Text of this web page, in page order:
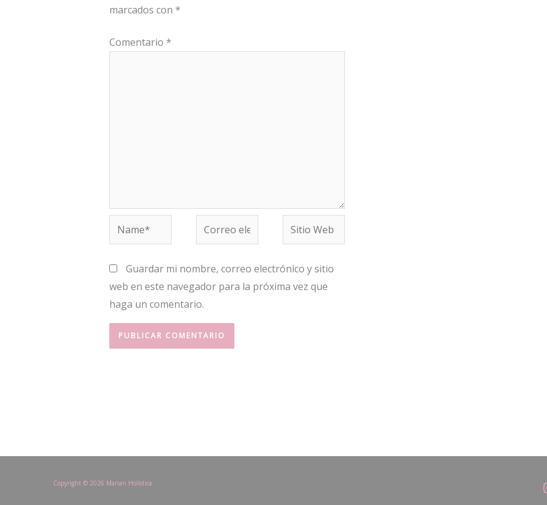
marcados con *
Comentario *
Name*
Correo
electrónico*
Sitio
Web
Guardar mi nombre, correo electrónico y sitio
web en este navegador para la próxima vez que
haga un comentario.
Copyright © 2026 Marian Holística